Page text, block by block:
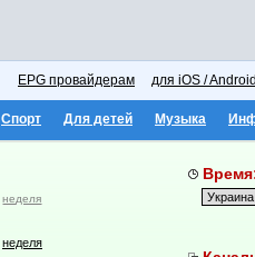
EPG провайдерам для iOS /
Спорт Для детей Музыка
неделя
неделя